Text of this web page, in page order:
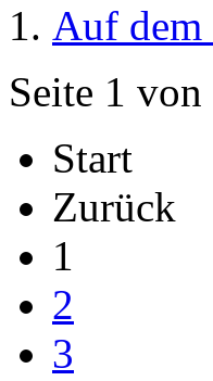
Auf
Seite 1 von
Start
Zurück
1
2
3